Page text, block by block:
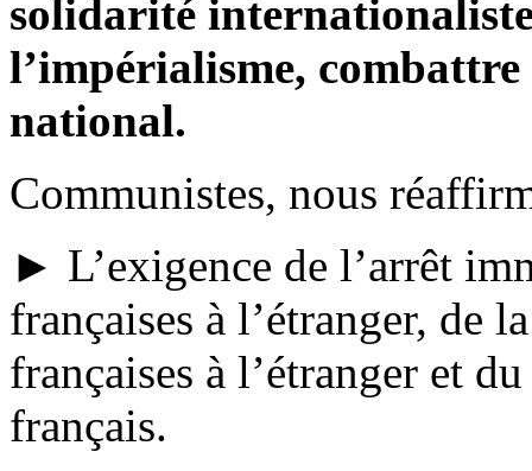
solidarité
l’impérialisme,
national.
Communistes, nous
► L’exigence de l’arrêt
françaises à l’étranger, de
françaises à l’étranger et
français.